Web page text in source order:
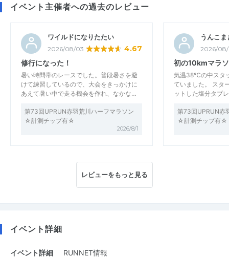
イベント主催者への過去のレビュー
ワイルドになりたたい
2026/08/03 4.67
修行になった！
暑い時間帯のレースでした。普段暑さを避
けて練習しているので、大会をきっかけに
あえて暑い中で走る機会を作れ、なかな…
第73回UPRUN赤羽荒川ハーフマラソン
☆計測チップ有☆
2026/8/1
うんこ
2026/
初の10kmマラ
気温38℃の中スタ
ていました。 スタ
ットした塩分タブ
第73回UPRUN赤
☆計測チップ有☆
レビューをもっと見る
イベント詳細
イベント詳細 RUNNET情報